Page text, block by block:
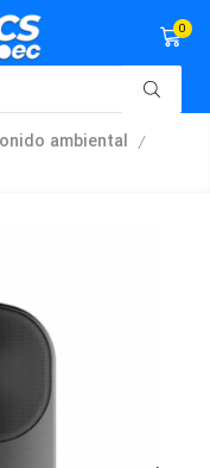
0
ambiental /